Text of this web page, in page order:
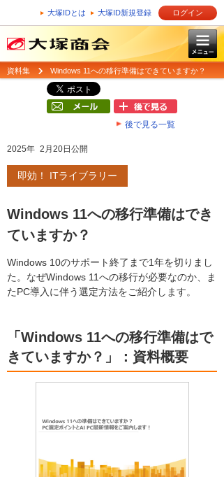
大塚IDとは 大塚ID新規登録 ログイン
資料集 Windows 11への移行準備はできていますか？
後で見る一覧
2025年 2月20日公開
即効！ ITライブラリー
Windows 11への移行準備はでき
ていますか？
Windows 10のサポート終了まで1年を切りまし
た。なぜWindows 11への移行が必要なのか、ま
たPC導入に伴う選定方法をご紹介します。
「Windows 11への移行準備はで
きていますか？」：資料概要